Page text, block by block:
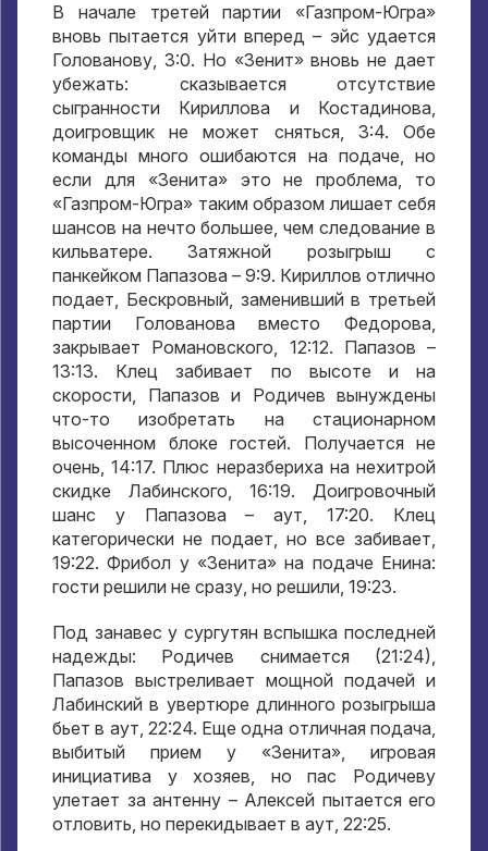
В начале третей партии «Газпром-Югра»
вновь пытается уйти вперед – эйс удается
Голованову, 3:0. Но «Зенит» вновь не дает
убежать: сказывается отсутствие
сыгранности Кириллова и Костадинова,
доигровщик не может сняться, 3:4. Обе
команды много ошибаются на подаче, но
если для «Зенита» это не проблема, то
«Газпром-Югра» таким образом лишает себя
шансов на нечто большее, чем следование в
кильватере. Затяжной розыгрыш с
панкейком Папазова – 9:9. Кириллов отлично
подает, Бескровный, заменивший в третьей
партии Голованова вместо Федорова,
закрывает Романовского, 12:12. Папазов –
13:13. Клец забивает по высоте и на
скорости, Папазов и Родичев вынуждены
что-то изобретать на стационарном
высоченном блоке гостей. Получается не
очень, 14:17. Плюс неразбериха на нехитрой
скидке Лабинского, 16:19. Доигровочный
шанс у Папазова – аут, 17:20. Клец
категорически не подает, но все забивает,
19:22. Фрибол у «Зенита» на подаче Енина:
гости решили не сразу, но решили, 19:23.
Под занавес у сургутян вспышка последней
надежды: Родичев снимается (21:24),
Папазов выстреливает мощной подачей и
Лабинский в увертюре длинного розыгрыша
бьет в аут, 22:24. Еще одна отличная подача,
выбитый прием у «Зенита», игровая
инициатива у хозяев, но пас Родичеву
улетает за антенну – Алексей пытается его
отловить, но перекидывает в аут, 22:25.